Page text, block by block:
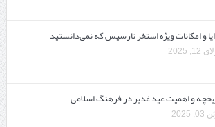
و امکانات ویژه استخر نارسیس که نمی‌دانستید
2025
و اهمیت عید غدیر در فرهنگ اسلامی
2025